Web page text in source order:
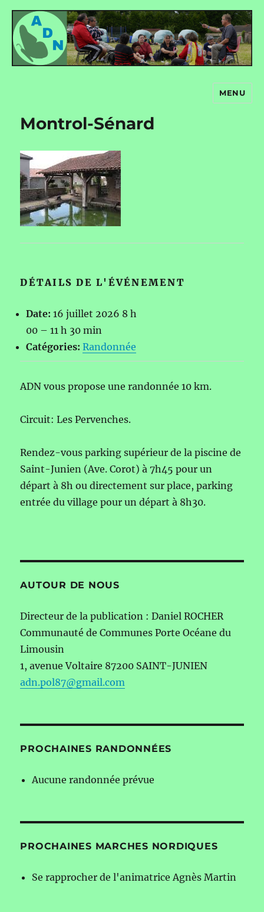
MENU
Montrol-Sénard
DÉTAILS DE L'ÉVÉNEMENT
Date: 16 juillet 2026 8 h
00 –11 h 30 min
Catégories: Randonnée
ADN vous propose une randonnée 10 km.
Circuit: Les Pervenches.
Rendez-vous parking supérieur de la piscine de
Saint-Junien (Ave. Corot) à 7h45 pour un
départ à 8h ou directement sur place, parking
entrée du village pour un départ à 8h30.
AUTOUR DE NOUS
Directeur de la publication : Daniel ROCHER
Communauté de Communes Porte Océane du
Limousin
1, avenue Voltaire 87200 SAINT-JUNIEN
adn.pol87@gmail.com
PROCHAINES RANDONNÉES
Aucune randonnée prévue
PROCHAINES MARCHES NORDIQUES
Se rapprocher de l'animatrice Agnès Martin